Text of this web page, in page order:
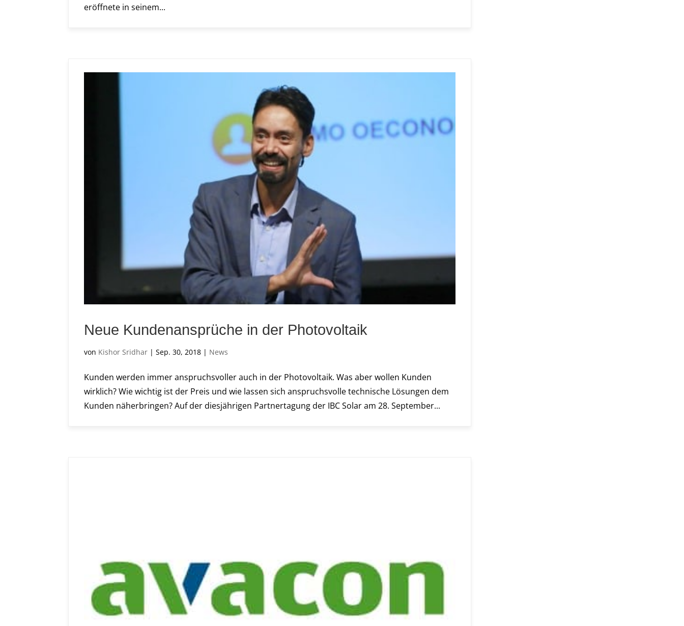
eröffnete in seinem...
Neue Kundenansprüche in der Photovoltaik
von Kishor Sridhar |Sep. 30, 2018 | News
Kunden werden immer anspruchsvoller auch in der Photovoltaik. Was aber wollen Kunden
wirklich? Wie wichtig ist der Preis und wie lassen sich anspruchsvolle technische Lösungen dem
Kunden näherbringen? Auf der diesjährigen Partnertagung der IBC Solar am 28. September...